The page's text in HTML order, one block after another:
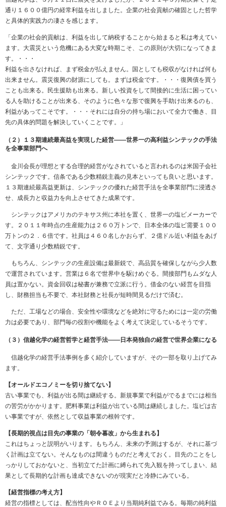
通り１６００億円の経常利益を出しました。企業の社会貢献の確固とした哲学
と具体的実践力の凄さを感じます。
「企業の社会的貢献は、利益を出して納税することから始まると私は考えてい
ます。大震災という危機にある大変な時期こそ、この原則が大切になってきま
す。・・・
利益を出さなければ、まず税金が払えません。国としても税収がなければ何も
出来ません。震災復興の財源にしても。まずは税金です。・・・復興債を買う
ことも出来る。民生援助も出来る。新しい投資をして間接的に生活に困ってい
る人を助けることが出来る、そのように色々な形で復興を手助け出来るのも、
利益があってこそです。・・・それには自分の持ち場において全力で働き、目
先の具体的問題を解決していくことです。」
（２）１３期連続最高益を実現した経営――世界一の高利益シンテックの手法
を全事業部門へ
金川会長が理想とする合理的経営がなされていると言われるのは米国子会社
シンテックです。信条である少数精鋭主義の見本といっても良いと思います。
１３期連続最高益更新は、シンテックの優れた経営手法を全事業部門に浸透さ
せ、成長力と収益力を向上させてきた成果です。
シンテックはアメリカのテキサス州に本社を置く、世界一の塩ビメーカーで
す。２０１１年時点の生産能力は２６０万トンで、日本全体の塩ビ需要１００
万トンの２．６倍です。社員は４６０名しかおらず、２億ドル近い利益をあげ
て、文字通り少数精鋭です。
もちろん、シンテックの生産設備は最新鋭で、高品質を確保しながら少人数
で運営されています。営業は６名で世界中を駆けめぐる。間接部門もムダな人
員は置かない。資金回収は秘書が兼務で立派に行う。借金のない経営を目指
し、財務担当も不要で、本社財務と社長が短時間見るだけで済む。
ただ、工場などの場合、安全性や環境などを絶対に守るためには一定の労働
力は必要であり、部門毎の役割や機能をよく考えて決定しているそうです。
（３）信越化学の経営哲学と経営手法――日本発独自の経営で世界企業になる
信越化学の経営手法事例を多く紹介していますが、その一部を取り上げてみ
ます。
【オールドエコノミーを切り捨てない】
古い事業でも、利益が出る間は継続する。新規事業で利益がでるまでには相当
の苦労がかかります。肥料事業は利益が出ている間は継続しました。塩ビは古
い事業ですが、依然として収益事業の根幹です。
【長期的視点は目先の事業の「朝令暮改」から生まれる】
これはちょっと説明がいります。もちろん、未来の予測はするが、それに基づ
く計画は立てない。そんなものは間違うものだと考えておく。目先のことをし
っかりしておかないと、当初立てた計画に縛られて先入観を持ってしまい、結
果として長期的な計画も達成できないのが現実だと冷静にみている。
【経営指標の考え方】
経営の指標としては、配当性向やＲＯＥより当期純利益でみる。毎期の純利益